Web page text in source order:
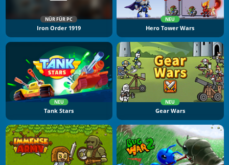
NÜR FÜR PC
Iron Order 1919
NEU
Hero Tower Wars
NEU
Tank Stars
NEU
Gear Wars